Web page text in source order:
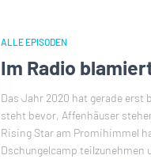
ALLE EPISODEN
Im Radio
Das Jahr 2020 hat gerade erst
steht bevor, Affenhäuser
Rising Star am Promihimmel
Dschungelcamp teilzunehmen